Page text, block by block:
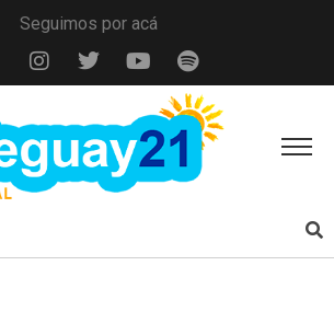
Seguimos por acá